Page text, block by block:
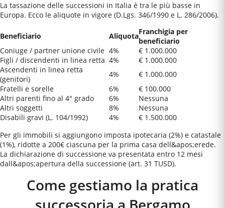
La tassazione delle successioni in Italia è tra le più basse in
Europa. Ecco le aliquote in vigore (D.Lgs. 346/1990 e L. 286/2006).
Beneficiario AliquotaFranchigia per
beneficiario
Coniuge / partner unione civile 4%
€ 1.000.000
Figli / discendenti in linea retta 4%
€ 1.000.000
Ascendenti in linea retta
(genitori)
4%
€ 1.000.000
Fratelli e sorelle
6%
€ 100.000
Altri parenti fino al 4° grado
6%
Nessuna
Altri soggetti
8%
Nessuna
Disabili gravi (L. 104/1992)
4%
€ 1.500.000
Per gli immobili si aggiungono imposta ipotecaria (2%) e catastale
(1%), ridotte a 200€ ciascuna per la prima casa dell&apos;erede.
La dichiarazione di successione va presentata entro 12 mesi
dall&apos;apertura della successione (art. 31 TUSD).
Come gestiamo la pratica